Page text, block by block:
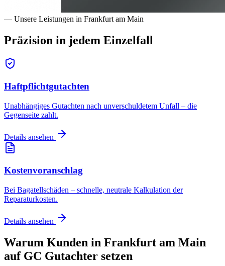
— Unsere Leistungen in Frankfurt am Main
Präzision in jedem Einzelfall
Haftpflichtgutachten
Unabhängiges Gutachten nach unverschuldetem Unfall – die
Gegenseite zahlt.
Details ansehen
Kostenvoranschlag
Bei Bagatellschäden – schnelle, neutrale Kalkulation der
Reparaturkosten.
Details ansehen
Warum Kunden in Frankfurt am Main
auf GC Gutachter setzen